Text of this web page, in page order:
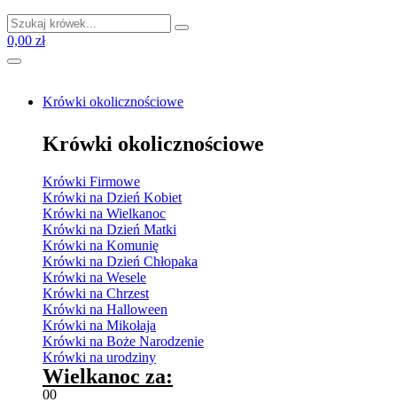
0,00 zł
Krówki okolicznościowe
Krówki okolicznościowe
Krówki Firmowe
Krówki na Dzień Kobiet
Krówki na Wielkanoc
Krówki na Dzień Matki
Krówki na Komunię
Krówki na Dzień Chłopaka
Krówki na Wesele
Krówki na Chrzest
Krówki na Halloween
Krówki na Mikołaja
Krówki na Boże Narodzenie
Krówki na urodziny
Wielkanoc za:
00